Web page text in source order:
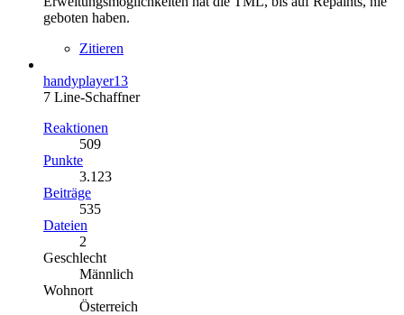
geboten haben.
Zitieren
handyplayer13
7 Line-Schaffner
Reaktionen
509
Punkte
3.123
Beiträge
535
Dateien
2
Geschlecht
Männlich
Wohnort
Österreich